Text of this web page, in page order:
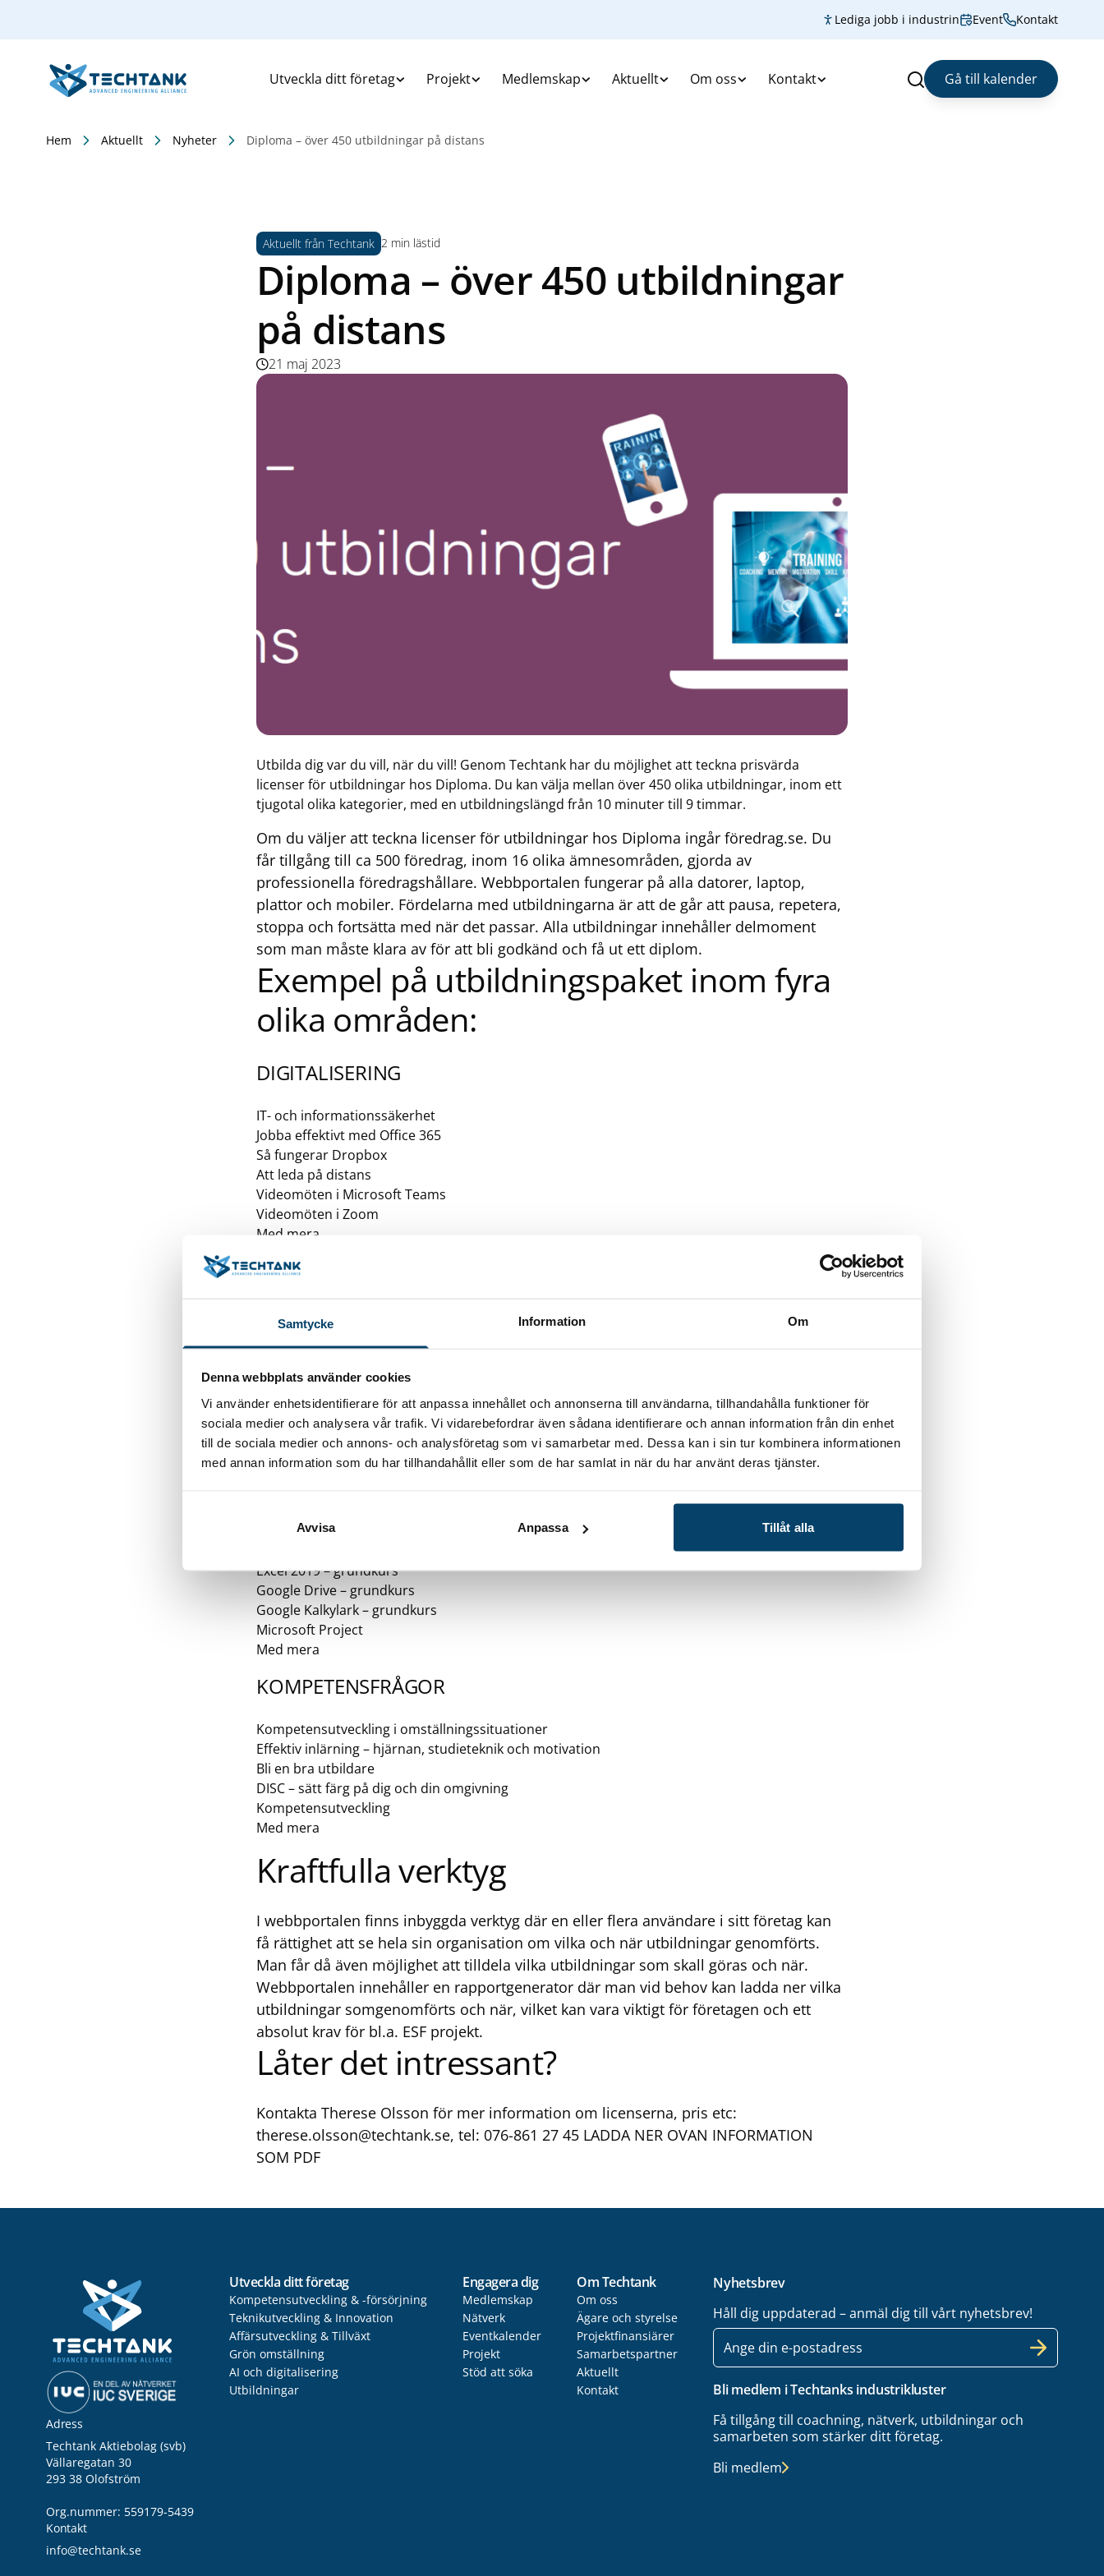
Samtycke Information Om
Denna webbplats använder cookies
Vi använder enhetsidentifierare för att anpassa innehållet och annonserna till användarna, tillhandahålla funktioner för
sociala medier och analysera vår trafik. Vi vidarebefordrar även sådana identifierare och annan information från din enhet
till de sociala medier och annons- och analysföretag som vi samarbetar med. Dessa kan i sin tur kombinera informationen
med annan information som du har tillhandahållit eller som de har samlat in när du har använt deras tjänster.
Avvisa Anpassa Tillåt alla
Lediga jobb i industrin Event Kontakt
Utveckla ditt företag Projekt Medlemskap Aktuellt Om oss Kontakt Sök Gå till kalender
Hem Aktuellt Nyheter Diploma – över 450 utbildningar på distans
Aktuellt från Techtank 2 min lästid
Diploma – över 450 utbildningar
på distans
21 maj 2023
Utbilda dig var du vill, när du vill! Genom Techtank har du möjlighet att teckna prisvärda
licenser för utbildningar hos Diploma. Du kan välja mellan över 450 olika utbildningar, inom ett
tjugotal olika kategorier, med en utbildningslängd från 10 minuter till 9 timmar.
Om du väljer att teckna licenser för utbildningar hos Diploma ingår föredrag.se. Du
får tillgång till ca 500 föredrag, inom 16 olika ämnesområden, gjorda av
professionella föredragshållare. Webbportalen fungerar på alla datorer, laptop,
plattor och mobiler. Fördelarna med utbildningarna är att de går att pausa, repetera,
stoppa och fortsätta med när det passar. Alla utbildningar innehåller delmoment
som man måste klara av för att bli godkänd och få ut ett diplom.
Exempel på utbildningspaket inom fyra
olika områden:
DIGITALISERING
IT- och informationssäkerhet
Jobba effektivt med Office 365
Så fungerar Dropbox
Att leda på distans
Videomöten i Microsoft Teams
Videomöten i Zoom
Med mera
PRODUKTIONSEFFEKTIVISERING
Förbättringsplanering
SMED – reducera ställtider
Strategiskt LEAN-ledarskap – Hoshin Kanri
LEAN – grundkurs
5S – grundkurs
Med mera
Microsoft Planner – Office 365
Excel 2019 – grundkurs
Google Drive – grundkurs
Google Kalkylark – grundkurs
Microsoft Project
Med mera
KOMPETENSFRÅGOR
Kompetensutveckling i omställningssituationer
Effektiv inlärning – hjärnan, studieteknik och motivation
Bli en bra utbildare
DISC – sätt färg på dig och din omgivning
Kompetensutveckling
Med mera
Kraftfulla verktyg
I webbportalen finns inbyggda verktyg där en eller flera användare i sitt företag kan
få rättighet att se hela sin organisation om vilka och när utbildningar genomförts.
Man får då även möjlighet att tilldela vilka utbildningar som skall göras och när.
Webbportalen innehåller en rapportgenerator där man vid behov kan ladda ner vilka
utbildningar somgenomförts och när, vilket kan vara viktigt för företagen och ett
absolut krav för bl.a. ESF projekt.
Låter det intressant?
Kontakta Therese Olsson för mer information om licenserna, pris etc:
therese.olsson@techtank.se, tel: 076-861 27 45 LADDA NER OVAN INFORMATION
SOM PDF
Adress
Techtank Aktiebolag (svb)
Vällaregatan 30
293 38 Olofström
Org.nummer: 559179-5439
Kontakt
info@techtank.se
Utveckla ditt företag
Kompetensutveckling & -försörjning
Teknikutveckling & Innovation
Affärsutveckling & Tillväxt
Grön omställning
AI och digitalisering
Utbildningar
Engagera dig
Medlemskap
Nätverk
Eventkalender
Projekt
Stöd att söka
Om Techtank
Om oss
Ägare och styrelse
Projektfinansiärer
Samarbetspartner
Aktuellt
Kontakt
Nyhetsbrev
Håll dig uppdaterad – anmäl dig till vårt nyhetsbrev!
E-
post
Bli medlem i Techtanks industrikluster
Få tillgång till coachning, nätverk, utbildningar och
samarbeten som stärker ditt företag.
Bli medlem